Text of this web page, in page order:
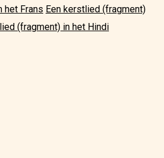
het Frans Een kerstlied (fragment)
(fragment) in het Hindi